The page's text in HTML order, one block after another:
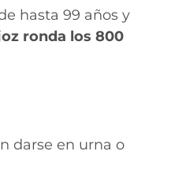
hasta 99 años y
ronda los 800
darse en urna o